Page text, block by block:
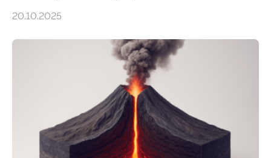
Sedimenten zu finden sind. Nun ist es einem
Domänen auf einem dieser „Riesenmagnetfossilien” mit
einer raffinierten Methode an der Diamond-
Röntgenquelle zu kartieren. Ihre Analyse zeigt, dass
diese Partikel es den Organismen ermöglicht haben
könnten, winzige Schwankungen sowohl in der
Richtung als auch in der Intensität des Erdmagnetfelds
wahrzunehmen. Dadurch konnten sie sich verorten und
über den Ozean navigieren. Vor einigen Jahren…
20.10.2025